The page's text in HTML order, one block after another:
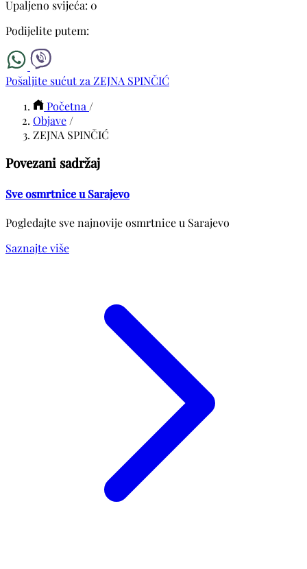
Upaljeno svijeća: 0
Podijelite putem:
Pošaljite sućut za ZEJNA SPINČIĆ
Početna /
Objave /
ZEJNA SPINČIĆ
Povezani sadržaj
Sve osmrtnice u Sarajevo
Pogledajte sve najnovije osmrtnice u Sarajevo
Saznajte više